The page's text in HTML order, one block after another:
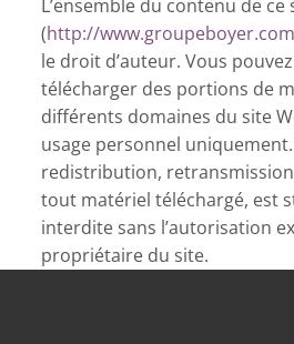
L’ensemble du contenu de ce
(http://
le droit d’auteur. Vous
télécharger des portions de
différents domaines du site
usage personnel
redistribution,
tout matériel téléchargé, est
interdite sans l’autorisation
propriétaire du site.